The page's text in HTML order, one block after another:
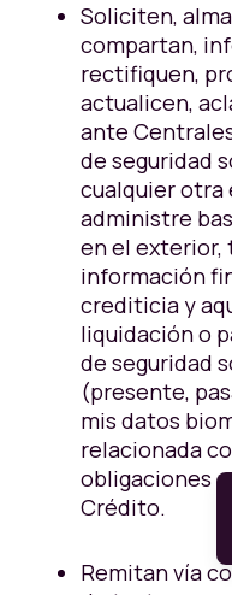
Soliciten,
compartan,
rectifiquen,
actualicen,
ante
de seguridad
cualquier otra
administre
en el exterior,
información
crediticia y
liquidación o
de seguridad
(presente,
mis datos
relacionada
obligaciones
Crédito.
Remitan vía